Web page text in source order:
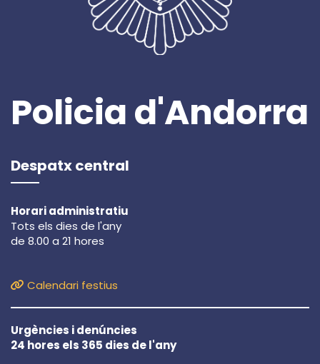
Policia d'Andorra
Despatx central
Horari administratiu
Tots els dies de l'any
de 8.00 a 21 hores
Calendari festius
Urgències i denúncies
24 hores els 365 dies de l'any